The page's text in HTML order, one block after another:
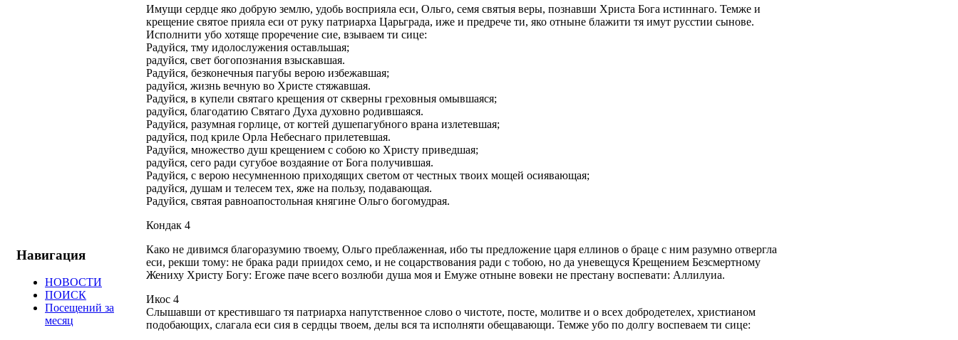
Навигация
НОВОСТИ
ПОИСК
Посещений за
месяц
Имущи сердце яко добрую землю, удобь восприяла еси, Ольго, семя святыя веры, познавши Христа Бога истиннаго. Темже и
крещение святое прияла еси от руку патриарха Царьграда, иже и предрече ти, яко отныне блажити тя имут русстии сынове.
Исполнити убо хотяще проречение сие, взываем ти сице:
Радуйся, тму идолослужения оставльшая;
радуйся, свет богопознания взыскавшая.
Радуйся, безконечныя пагубы верою избежавшая;
радуйся, жизнь вечную во Христе стяжавшая.
Радуйся, в купели святаго крещения от скверны греховныя омывшаяся;
радуйся, благодатию Святаго Духа духовно родившаяся.
Радуйся, разумная горлице, от когтей душепагубного врана излетевшая;
радуйся, под криле Орла Небеснаго прилетевшая.
Радуйся, множество душ крещением с собою ко Христу приведшая;
радуйся, сего ради сугубое воздаяние от Бога получившая.
Радуйся, с верою несумненною приходящих светом от честных твоих мощей осиявающая;
радуйся, душам и телесем тех, яже на пользу, подавающая.
Радуйся, святая равноапостольная княгине Ольго богомудрая.
Кондак 4
Како не дивимся благоразумию твоему, Ольго преблаженная, ибо ты предложение царя еллинов о браце с ним разумно отвергла
еси, рекши тому: не брака ради приидох семо, и не соцарствования ради с тобою, но да уневещуся Крещением Безсмертному
Жениху Христу Богу: Егоже паче всего возлюби душа моя и Емуже отныне вовеки не престану воспевати: Аллилуиа.
Икос 4
Слышавши от крестившаго тя патриарха напутственное слово о чистоте, посте, молитве и о всех добродетелех, христианом
подобающих, слагала еси сия в сердцы твоем, делы вся та исполняти обещавающи. Темже убо по долгу воспеваем ти сице: